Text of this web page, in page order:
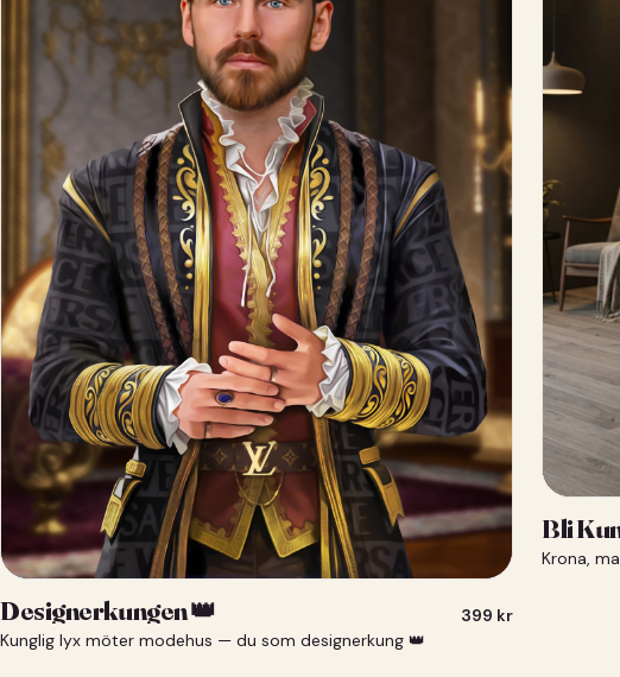
Designerkungen 👑
Kunglig lyx möter modehus — du som designerkung 👑
399 kr
Bli
Krona,